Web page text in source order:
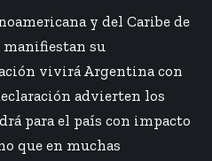
y del Caribe de
manifiestan su
vivirá Argentina con
advierten los
para el país con impacto
que en muchas